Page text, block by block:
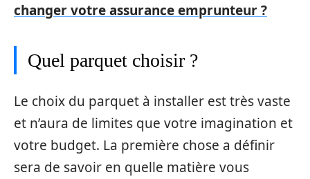
changer votre assurance emprunteur ?
Quel parquet choisir ?
Le choix du parquet à installer est très vaste
et n’aura de limites que votre imagination et
votre budget. La première chose a définir
sera de savoir en quelle matière vous